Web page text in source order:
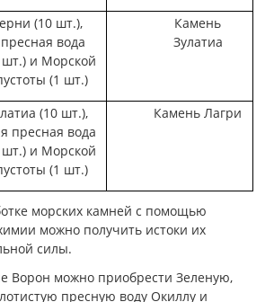
(10 шт.),
вода
шт.) и Морской
(1 шт.)
Камень
Зулатиа
(10 шт.),
пресная вода
шт.) и Морской
(1 шт.)
Камень Лагри
морских камней с помощью
можно получить истоки их
силы.
Ворон можно приобрести Зеленую,
пресную воду Окиллу и